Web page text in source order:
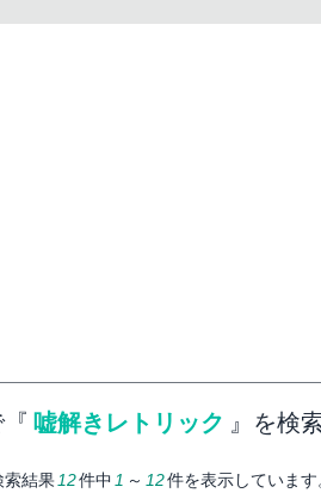
嘘解きレトリック 』を検
索結果 12件中 1 ～ 12件を表示しています